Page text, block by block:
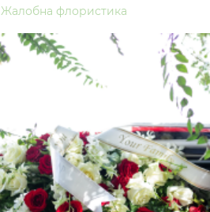
Жалобна флористика